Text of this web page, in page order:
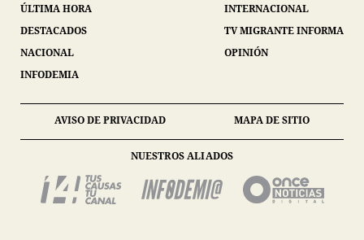
ÚLTIMA HORA
DESTACADOS
NACIONAL
INFODEMIA
INTERNACIONAL
TV MIGRANTE INFORMA
OPINIÓN
AVISO DE PRIVACIDAD MAPA DE SITIO
NUESTROS ALIADOS